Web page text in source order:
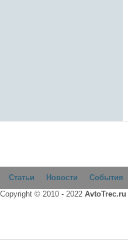
Статьи Новости События
Copyright © 2010 - 2022 AvtoTrec.ru